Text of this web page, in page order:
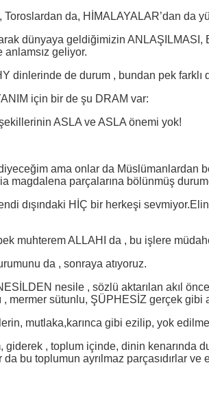
Toroslardan da, HİMALAYALAR’dan da
dünyaya geldiğimizin ANLAŞILMASI,
anlamsız geliyor.
dinlerinde de durum , bundan pek farklı
için bir de şu DRAM var:
ASLA ve ASLA önemi yok!
diyeceğim ama onlar da Müslümanlardan
magdalena parçalarına bölünmüş
dışındaki HİÇ bir herkeşi
muhterem ALLAHI da , bu işlere
da , sonraya atıyoruz.
nesile , sözlü aktarılan akıl
, mermer sütunlu, ŞÜPHESİZ gerçek gibi
mutlaka,karınca gibi ezilip, yok
giderek , toplum içinde, dinin kenarında
da bu toplumun ayrılmaz parçasıdırlar ve